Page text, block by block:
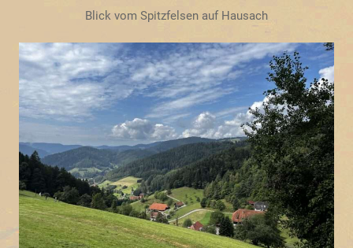
Blick vom Spitzfelsen auf Hausach